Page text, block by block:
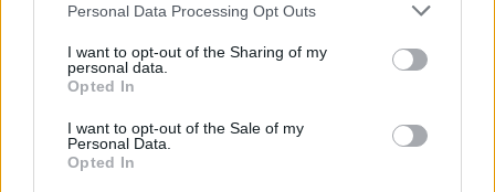
Personal Data Processing Opt Outs
I want to opt-out of the Sharing of my
personal data.
Opted In
I want to opt-out of the Sale of my
Personal Data.
Opted In